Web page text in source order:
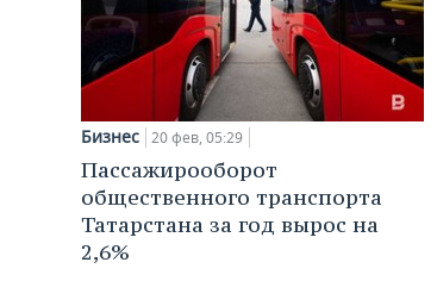
Бизнес 20 фев, 05:29
Пассажирооборот
общественного транспорта
Татарстана за год вырос на
2,6%